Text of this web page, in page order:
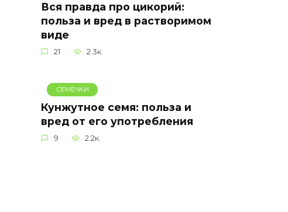
Вся правда про цикорий:
польза и вред в растворимом
виде
21 2.3к.
СЕМЕЧКИ
Кунжутное семя: польза и
вред от его употребления
9 2.2к.